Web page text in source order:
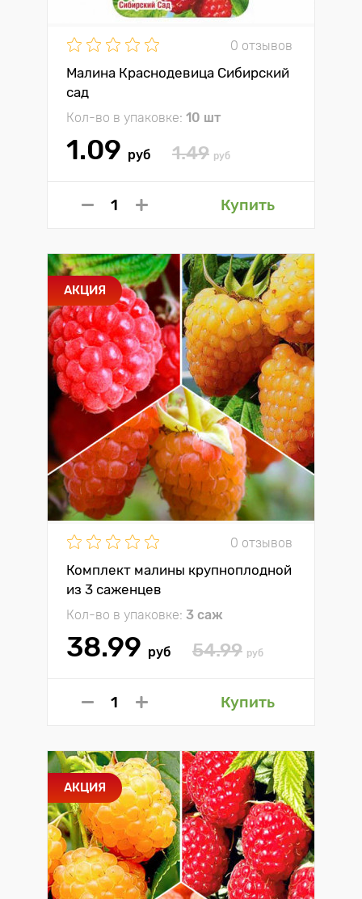
0 отзывов
Малина Краснодевица Сибирский
сад
Кол-во в упаковке: 10 шт
1.09 руб 1.49 руб
Купить
АКЦИЯ
0 отзывов
Комплект малины крупноплодной
из 3 саженцев
Кол-во в упаковке: 3 саж
38.99 руб 54.99 руб
Купить
АКЦИЯ